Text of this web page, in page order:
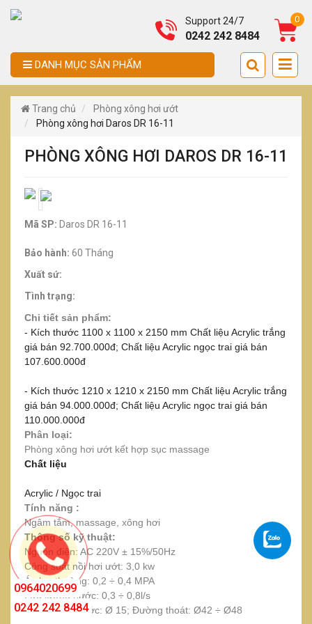
Support 24/7
0242 242 8484
0
DANH MỤC SẢN PHẨM
Trang chủ
Phòng xông hơi ướt
Phòng xông hơi Daros DR 16-11
PHÒNG XÔNG HƠI DAROS DR 16-11
Mã SP: Daros DR 16-11
Bảo hành: 60 Tháng
Xuất sứ:
Tình trạng:
Chi tiết sản phẩm:
- Kích thước 1100 x 1100 x 2150 mm Chất liệu Acrylic trắng
giá bán 92.700.000đ; Chất liệu Acrylic ngọc trai giá bán
107.600.000đ
- Kích thước 1210 x 1210 x 2150 mm Chất liệu Acrylic trắng
giá bán 94.000.000đ; Chất liệu Acrylic ngọc trai giá bán
110.000.000đ
Phân loại:
Phòng xông hơi ướt kết hợp sục massage
Chất liệu
Acrylic / Ngọc trai
Tính năng :
Ngâm tắm, massage, xông hơi
Thông số kỹ thuật:
Nguồn điện: AC 220V ± 15%/50Hz
Công suất nồi hơi ướt: 3,0 kw
Áp lực thường: 0,2 ÷ 0,4 MPA
Lưu lượng nước: 0,3 ÷ 0,8l/s
Đường cấp nước: Ø 15; Đường thoát: Ø42 ÷ Ø48
0964020699
0242 242 8484